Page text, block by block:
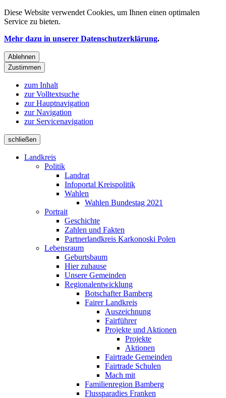
Diese Website verwendet Cookies, um Ihnen einen optimalen
Service zu bieten.
Mehr dazu in unserer Datenschutzerklärung.
Ablehnen
Zustimmen
zum Inhalt
zur Volltextsuche
zur Hauptnavigation
zur Navigation
zur Servicenavigation
schließen
Landkreis
Politik
Landrat
Infoportal Kreispolitik
Wahlen
Wahlen Bundestag 2021
Portrait
Geschichte
Zahlen und Fakten
Partnerlandkreis Karkonoski Polen
Lebensraum
Geburtsbaum
Hier zuhause
Unsere Gemeinden
Regionalentwicklung
Botschafter Bamberg
Fairer Landkreis
Auszeichnung
Fairführer
Projekte und Aktionen
Projekte
Aktionen
Fairtrade Gemeinden
Fairtrade Schulen
Mach mit
Familienregion Bamberg
Flussparadies Franken